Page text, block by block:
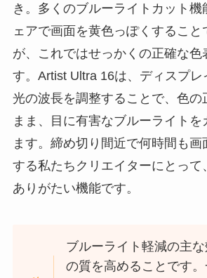
き。多くのブルーライトカット機
ェアで画面を黄色っぽくすること
が、これではせっかくの正確な色
す。Artist Ultra 16は、ディスプレ
光の波長を調整することで、色の
まま、目に有害なブルーライト
ます。締め切り間近で何時間も画
する私たちクリエイターにとって
ありがたい機能です。
ブルーライト軽減の主
の質を高めることです。